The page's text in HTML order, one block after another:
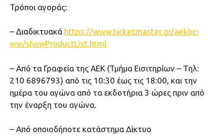
Τρόποι αγοράς:
– Διαδικτυακά https://www.ticketmaster.gr/aekbc-
ww/showProductList.html
– Από τα Γραφεία της ΑΕΚ (Τμήμα Εισιτηρίων – Tηλ:
210 6896793) από τις 10:30 έως τις 18:00, και την
ημέρα του αγώνα από τα εκδοτήρια 3 ώρες πριν από
την έναρξη του αγώνα.
– Από οποιοδήποτε κατάστημα Δίκτυο